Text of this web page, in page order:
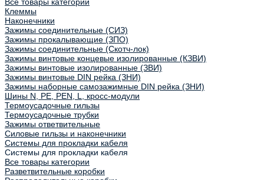
Клеммы
Наконечники
Зажимы соединительные (СИЗ)
Зажимы прокалывающие (ЗПО)
Зажимы соединительные (Скотч-лок)
Зажимы винтовые концевые изолированные (КЗВИ)
Зажимы винтовые изолированные (ЗВИ)
Зажимы винтовые DIN рейка (ЗНИ)
Зажимы наборные самозажимные DIN рейка (ЗНИ)
Шины N, PE, PEN, L, кросс-модули
Термоусадочные гильзы
Термоусадочные трубки
Зажимы ответвительные
Силовые гильзы и наконечники
Системы для прокладки кабеля
Системы для прокладки кабеля
Все товары категории
Разветвительные коробки